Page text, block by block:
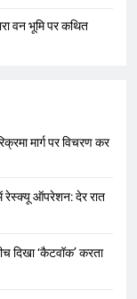
वन भूमि पर कथित
मार्ग पर विचरण कर
रेस्क्यू ऑपरेशन: देर रात
दिखा ‘कैटवॉक’ करता